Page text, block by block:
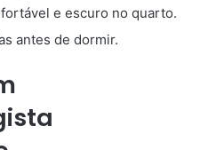
e escuro no quarto.
antes de dormir.